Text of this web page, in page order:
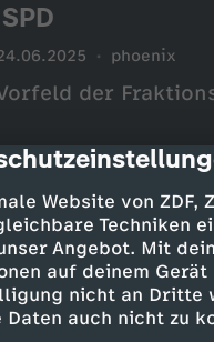
description
Website von ZDF,
Techniken
Angebot. Mit
auf deinem
nicht an
auch nicht zu
phoenix
der